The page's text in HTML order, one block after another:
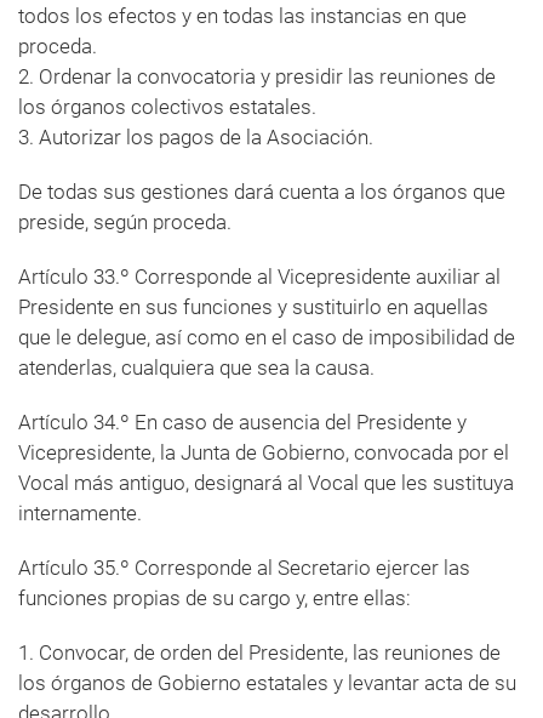
todos los efectos y en todas las instancias en que
proceda.
2. Ordenar la convocatoria y presidir las reuniones de
los órganos colectivos estatales.
3. Autorizar los pagos de la Asociación.
De todas sus gestiones dará cuenta a los órganos que
preside, según proceda.
Artículo 33.º Corresponde al Vicepresidente auxiliar al
Presidente en sus funciones y sustituirlo en aquellas
que le delegue, así como en el caso de imposibilidad de
atenderlas, cualquiera que sea la causa.
Artículo 34.º En caso de ausencia del Presidente y
Vicepresidente, la Junta de Gobierno, convocada por el
Vocal más antiguo, designará al Vocal que les sustituya
internamente.
Artículo 35.º Corresponde al Secretario ejercer las
funciones propias de su cargo y, entre ellas:
1. Convocar, de orden del Presidente, las reuniones de
los órganos de Gobierno estatales y levantar acta de su